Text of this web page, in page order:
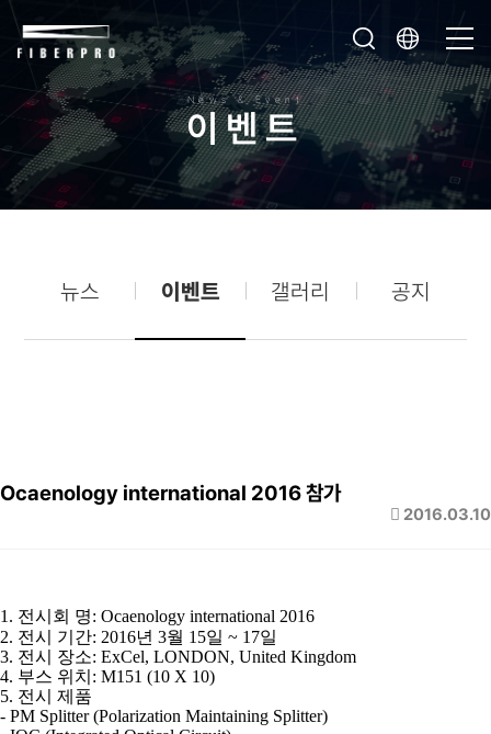
News & Event
이벤트
뉴스 이벤트 갤러리 공지
Ocaenology international 2016 참가
2016.03.10
1. 전시회 명: Ocaenology international 2016
2. 전시 기간: 2016년 3월 15일 ~ 17일
3. 전시 장소: ExCel, LONDON, United Kingdom
4. 부스 위치: M151 (10 X 10)
5. 전시 제품
- PM Splitter (Polarization Maintaining Splitter)